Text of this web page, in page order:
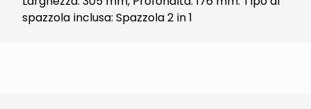
spazzola inclusa: Spazzola 2 in 1